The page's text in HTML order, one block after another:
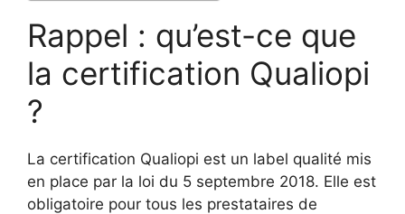
Rappel : qu’est-ce que
la certification Qualiopi
?
La certification Qualiopi est un label qualité mis
en place par la loi du 5 septembre 2018. Elle est
obligatoire pour tous les prestataires de